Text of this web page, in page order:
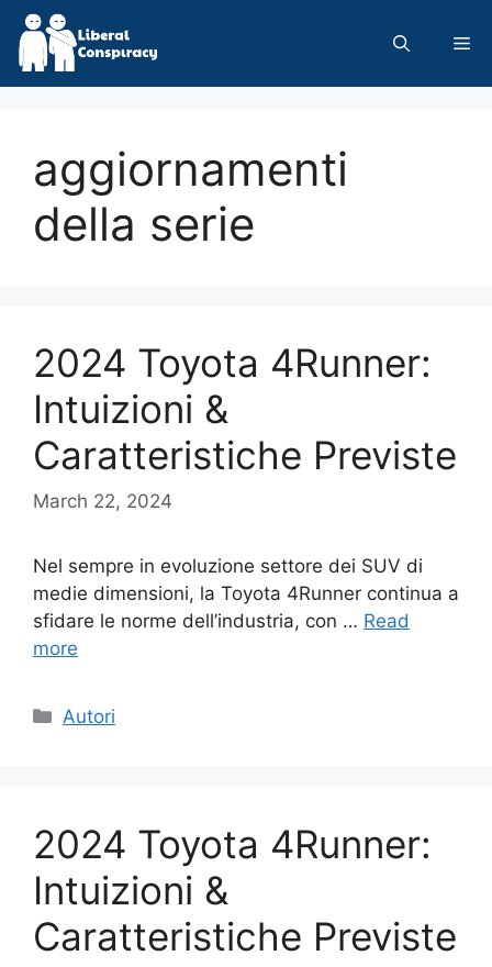
Skip
content
aggiornamenti
della serie
2024 Toyota 4Runner:
Intuizioni &
Caratteristiche Previste
March 22, 2024
Nel sempre in evoluzione settore dei SUV di
medie dimensioni, la Toyota 4Runner continua a
sfidare le norme dell’industria, con … Read
more
Categories
Autori
2024 Toyota 4Runner:
Intuizioni &
Caratteristiche Previste